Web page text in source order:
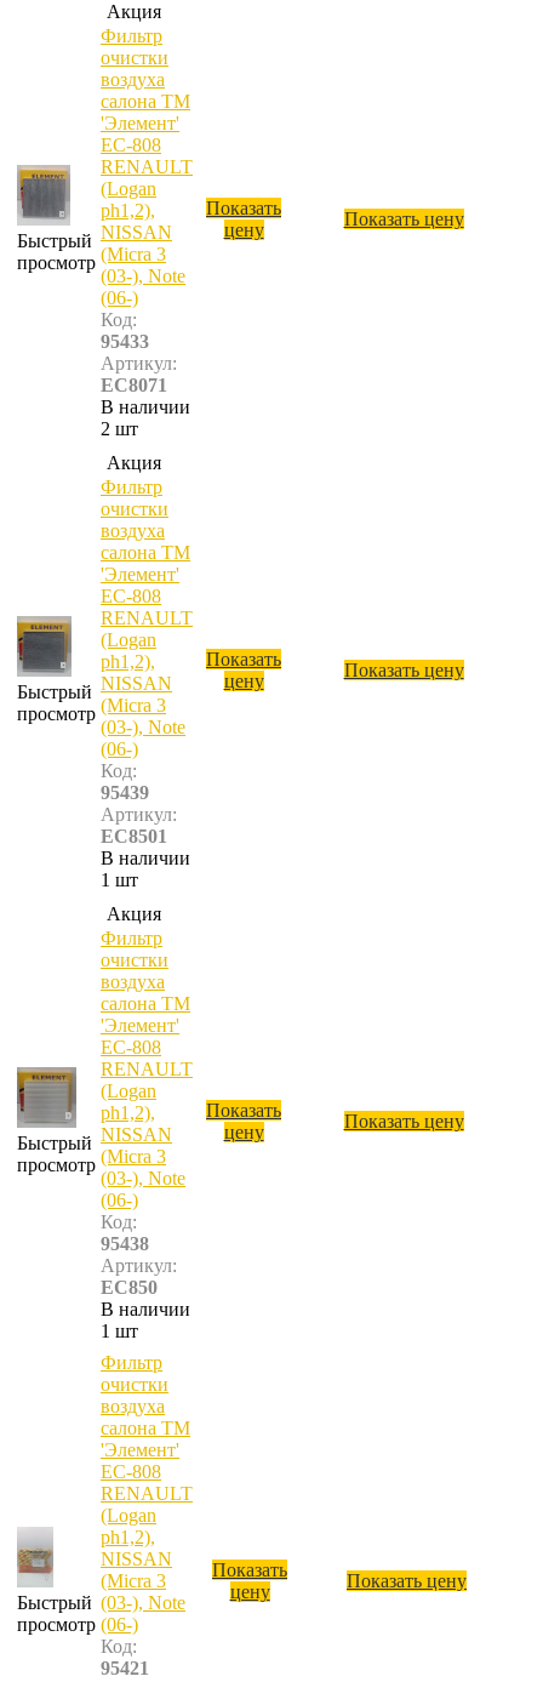
Быстрый
просмотр
Акция
Фильтр
очистки
воздуха
салона ТМ
'Элемент'
ЕС-808
RENAULT
(Logan
ph1,2),
NISSAN
(Micra 3
(03-), Note
(06-)
Код:
95433
Артикул:
EC8071
В наличии
2 шт
Показать
цену
Показать цену
Быстрый
просмотр
Акция
Фильтр
очистки
воздуха
салона ТМ
'Элемент'
ЕС-808
RENAULT
(Logan
ph1,2),
NISSAN
(Micra 3
(03-), Note
(06-)
Код:
95439
Артикул:
EC8501
В наличии
1 шт
Показать
цену
Показать цену
Быстрый
просмотр
Акция
Фильтр
очистки
воздуха
салона ТМ
'Элемент'
ЕС-808
RENAULT
(Logan
ph1,2),
NISSAN
(Micra 3
(03-), Note
(06-)
Код:
95438
Артикул:
EC850
В наличии
1 шт
Показать
цену
Показать цену
Быстрый
просмотр
Фильтр
очистки
воздуха
салона ТМ
'Элемент'
ЕС-808
RENAULT
(Logan
ph1,2),
NISSAN
(Micra 3
(03-), Note
(06-)
Код:
95421
Показать
цену
Показать цену